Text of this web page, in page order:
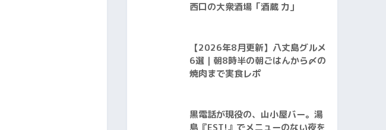
西口の大衆酒場「酒蔵 力」
【2026年8月更新】八丈島グルメ
6選｜朝8時半の朝ごはんから〆の
焼肉まで実食レポ
黒電話が現役の、山小屋バー。湯